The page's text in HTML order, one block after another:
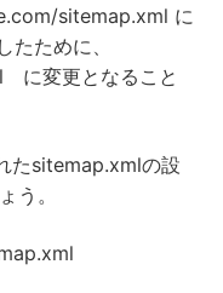
sitemap.xml に
たために、
変更となること
たsitemap.xmlの設
う。